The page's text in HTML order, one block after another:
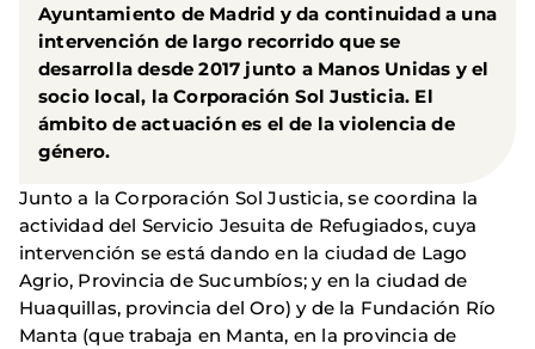
Ayuntamiento de Madrid y da continuidad a una
intervención de largo recorrido que se
desarrolla desde 2017 junto a Manos Unidas y el
socio local, la Corporación Sol Justicia. El
ámbito de actuación es el de la violencia de
género.
Junto a la Corporación Sol Justicia, se coordina la
actividad del Servicio Jesuita de Refugiados, cuya
intervención se está dando en la ciudad de Lago
Agrio, Provincia de Sucumbíos; y en la ciudad de
Huaquillas, provincia del Oro) y de la Fundación Río
Manta (que trabaja en Manta, en la provincia de